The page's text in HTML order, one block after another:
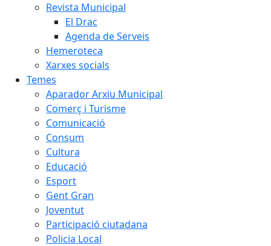
Revista Municipal
El Drac
Agenda de Serveis
Hemeroteca
Xarxes socials
Temes
Aparador Arxiu Municipal
Comerç i Turisme
Comunicació
Consum
Cultura
Educació
Esport
Gent Gran
Joventut
Participació ciutadana
Policia Local